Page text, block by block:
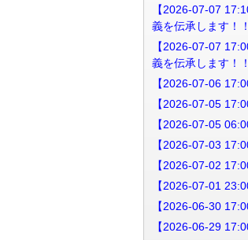
【2026-07-07
義を伝承します！
【2026-07-07
義を伝承します！
【2026-07-06
【2026-07-05
【2026-07-05
【2026-07-03
【2026-07-02
【2026-07-01
【2026-06-30
【2026-06-29